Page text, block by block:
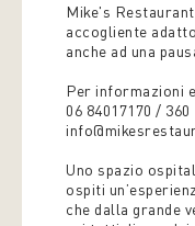
Mike's
accogliente
anche ad una
Per informazioni
06 84017170 / 360
Uno spazio
ospiti
che dalla grande